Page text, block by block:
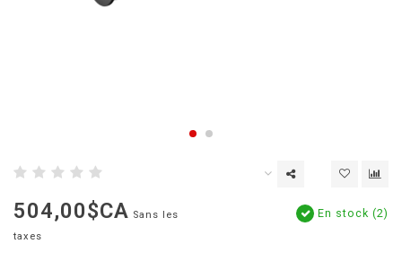
504,00$CA Sans les
taxes
En stock (2)